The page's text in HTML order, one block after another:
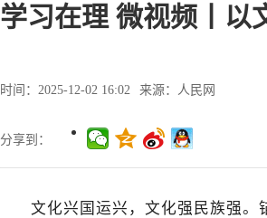
学习在理 微视频丨以
时间：2025-12-02 16:02 来源：人民网
分享到：
文化兴国运兴，文化强民族强。